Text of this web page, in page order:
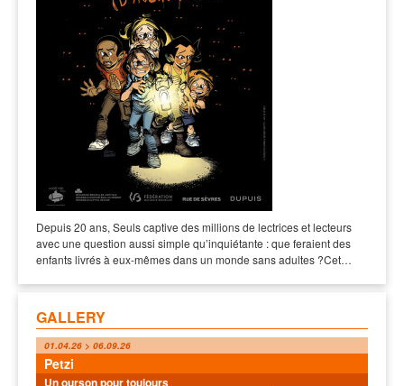
Depuis 20 ans, Seuls captive des millions de lectrices et lecteurs
avec une question aussi simple qu’inquiétante : que feraient des
enfants livrés à eux-mêmes dans un monde sans adultes ?Cet…
GALLERY
01.04.26 > 06.09.26
Petzi
Un ourson pour toujours